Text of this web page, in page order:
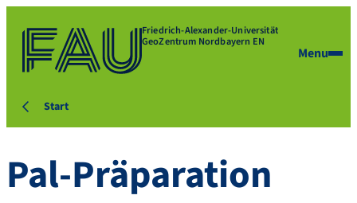
Friedrich-Alexander-Universität
GeoZentrum Nordbayern EN
Menu
Start
Pal-Präparation